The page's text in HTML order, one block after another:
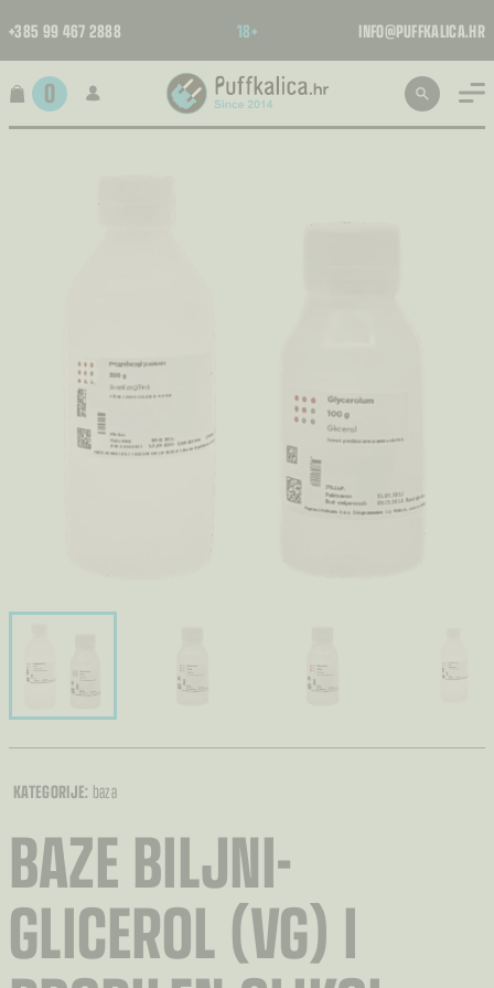
+385 99 467 2888 18+ INFO@PUFFKALICA.HR
0
KATEGORIJE: baza
BAZE BILJNI-
GLICEROL (VG) I